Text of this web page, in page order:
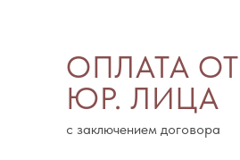
с заключением договора
ОПЛАТА ОТ
ЮР. ЛИЦА